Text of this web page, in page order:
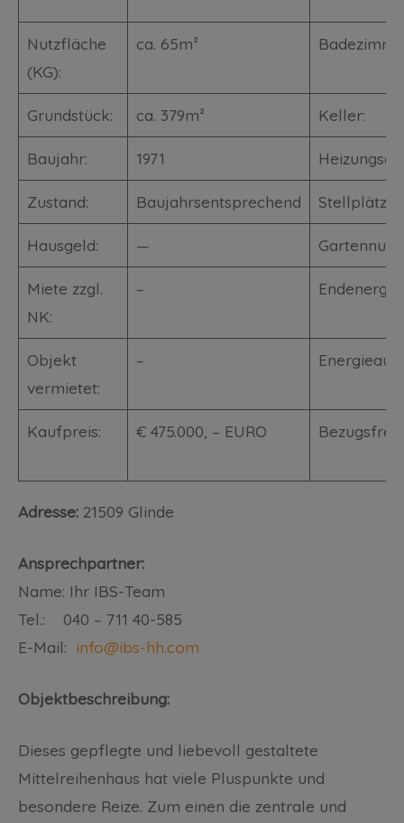
Nutzfläche
(KG):
ca. 65m²
Grundstück: ca. 379m² Keller:
Baujahr: 1971
Zustand: Baujahrsentsprechend Stellplätze:
Hausgeld: —
Miete zzgl.
NK:
–
Objekt
vermietet:
–
Kaufpreis: € 475.000, – EURO Bezugsfrei:
Adresse: 21509 Glinde
Ansprechpartner:
Name: Ihr IBS-Team
Tel.: 040 – 711 40-585
E-Mail: info@ibs-hh.com
Objektbeschreibung:
Dieses gepflegte und liebevoll gestaltete
Mittelreihenhaus hat viele Pluspunkte und
besondere Reize. Zum einen die zentrale und